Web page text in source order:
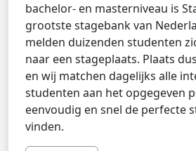
bachelor- en masterniveau is
grootste stagebank van
melden duizenden studenten
naar een stageplaats. Plaats
en wij matchen dagelijks alle
studenten aan het opgegeven
eenvoudig en snel de perfecte
vinden.